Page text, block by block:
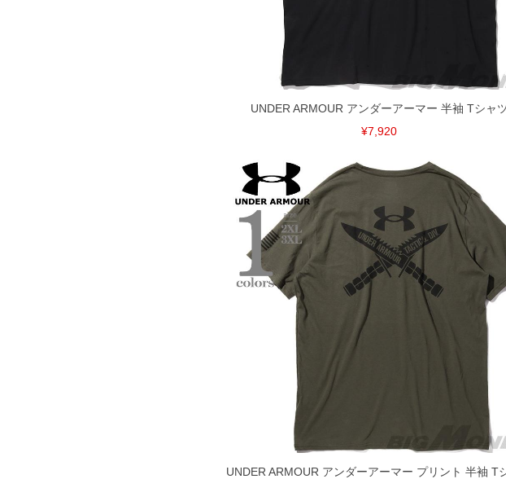
端なデザインが施されている等)
返品交換希望の方は、商品到着後1週間以内にご連絡ください。
下着(肌着)やワイシャツは商品の性質上、返品交換不可とさせて頂いて
UNDER ARMOUR アンダーアーマー 半袖 Tシャ
¥7,920
UNDER ARMOUR アンダーアーマー プリント 半袖 T